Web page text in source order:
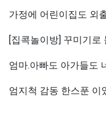
가정에 어린이집도 외
[집콕놀이방] 꾸미기로
엄마.아빠도 아가들도
엄지척 감동 한스푼 이